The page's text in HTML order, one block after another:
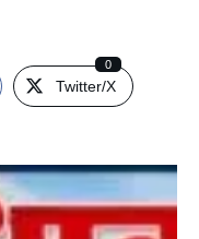
Twitter/X
0